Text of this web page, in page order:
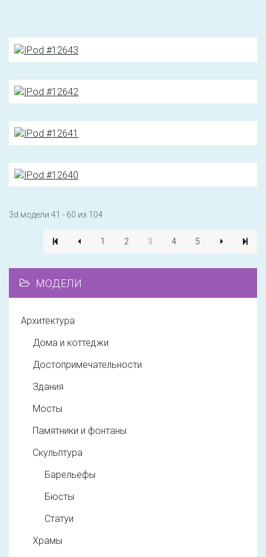
3d модели 41 - 60 из 104
1 2 3 4 5
МОДЕЛИ
Архитектура
Дома и коттеджи
Достопримечательности
Здания
Мосты
Памятники и фонтаны
Скульптура
Барельефы
Бюсты
Статуи
Храмы